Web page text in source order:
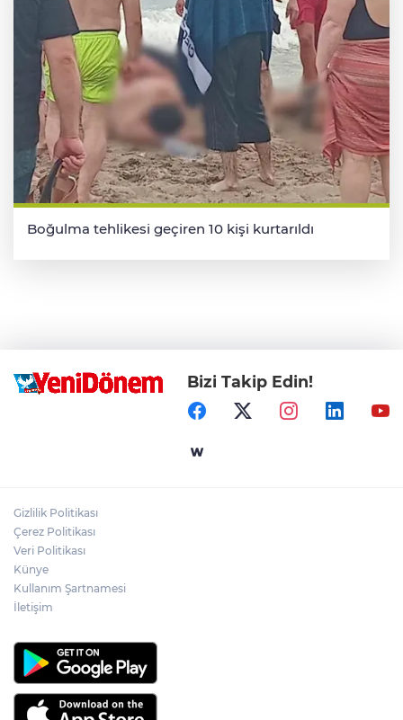
Boğulma tehlikesi geçiren 10 kişi kurtarıldı
Bizi Takip Edin!
Gizlilik Politikası
Çerez Politikası
Veri Politikası
Künye
Kullanım Şartnamesi
İletişim